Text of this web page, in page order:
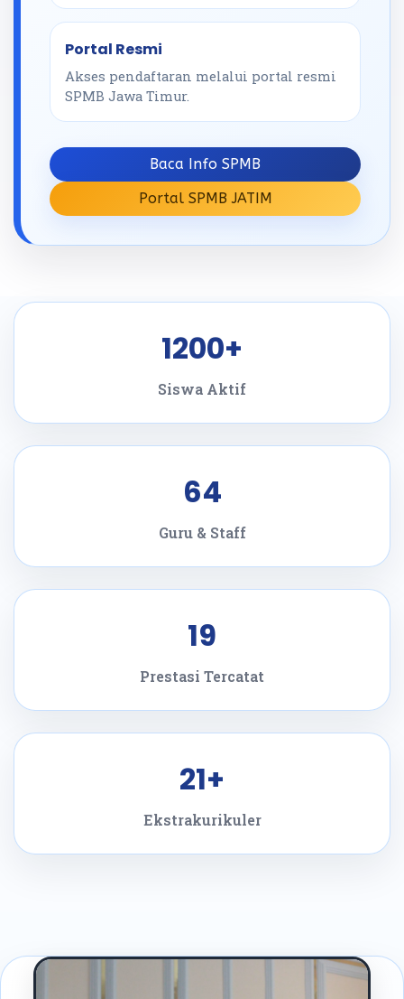
Portal Resmi
Akses pendaftaran melalui portal resmi
SPMB Jawa Timur.
Baca Info SPMB
Portal SPMB JATIM
1200+
Siswa Aktif
64
Guru & Staff
19
Prestasi Tercatat
21+
Ekstrakurikuler